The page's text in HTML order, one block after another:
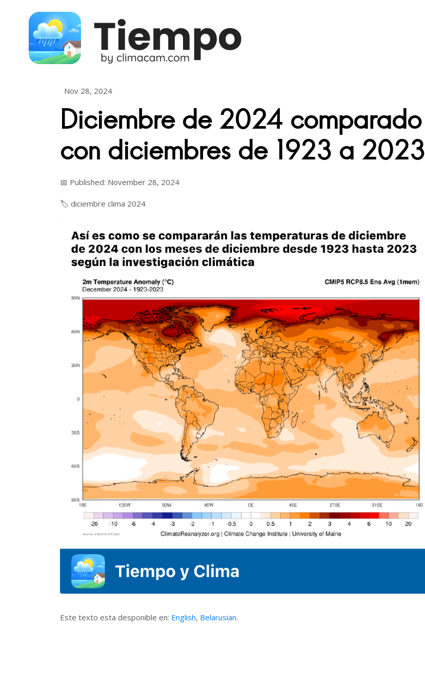
Nov 28, 2024
Diciembre de 2024 comparado
con diciembres de 1923 a 2023
📅 Published: November 28, 2024
🏷️ diciembre clima 2024
Este texto esta desponible en: English, Belarusian.